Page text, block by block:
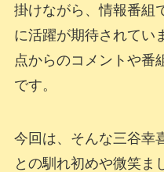
掛けながら、情報番組
に活躍が期待されてい
点からのコメントや番
です。
今回は、そんな三谷幸
との馴れ初めや微笑ま